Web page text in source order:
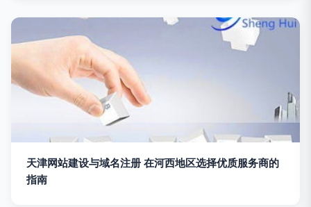
天津网站建设与域名注册 在河西地区选择优质服务商的
指南